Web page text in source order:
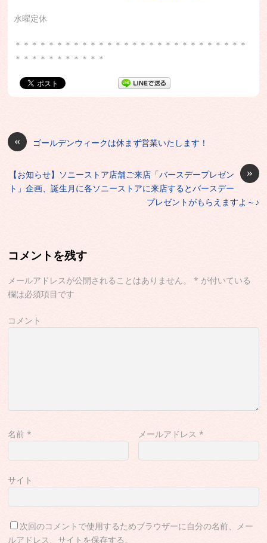
水曜定休
＊＊＊＊＊＊＊＊＊＊＊＊＊＊＊＊＊＊＊＊＊＊＊＊＊＊＊＊
＊＊＊＊＊＊＊＊＊＊＊
« ゴールデンウィークは休まず営業いたします！
»
【お知らせ】ソニーストア店舗ご来店「バースデープレゼン
ト」企画、誕生月に各ソニーストアに来店するとバースデー
プレゼントがもらえますよ～♪
コメントを残す
メールアドレスが公開されることはありません。 * が付いている
欄は必須項目です
コメント
名前* メールアドレス*
サイト
次回のコメントで使用するためブラウザーに自分の名前、メー
ルアドレス、サイトを保存する。